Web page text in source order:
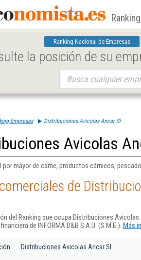
Ranking Nacional de Empresas
la posición de su
Empresas Distribuciones Avicolas Ancar Sl
Avicolas
por mayor de carne, productos cárnicos;
de
del Ranking que ocupa Distribuciones
de INFORMA D&B S.A.U. (S.M.E.). Más
Distribuciones Avicolas Ancar Sl